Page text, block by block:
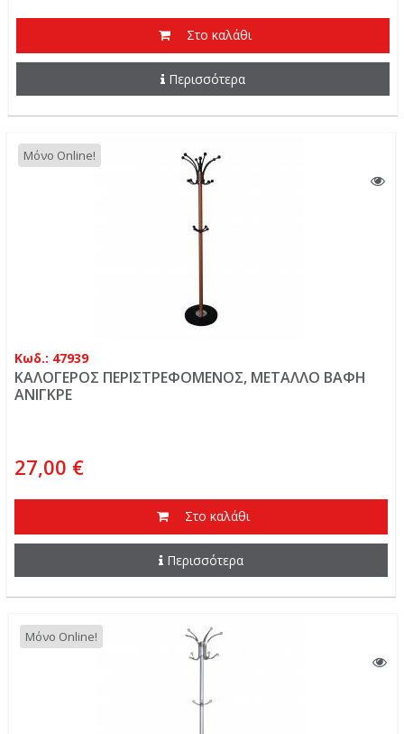
Στο καλάθι
Περισσότερα
Μόνο Online!
Κωδ.: 47939
ΚΑΛΟΓΕΡΟΣ ΠΕΡΙΣΤΡΕΦΟΜΕΝΟΣ, ΜΕΤΑΛΛΟ ΒΑΦΗ
ΑΝΙΓΚΡΕ
27,00 €
Στο καλάθι
Περισσότερα
Μόνο Online!